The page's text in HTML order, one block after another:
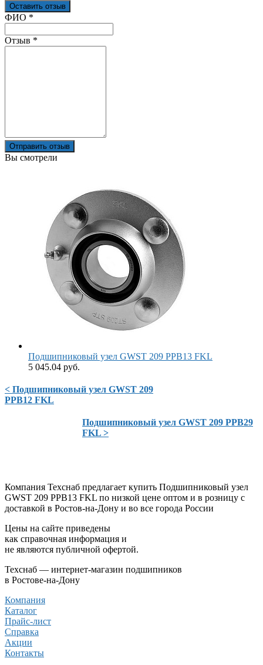
Оставить отзыв
Ваш отзыв был отправлен!
ФИО *
Отзыв *
Отправить отзыв
Вы смотрели
Подшипниковый узел GWST 209 PPB13 FKL
5 045.04 руб.
< Подшипниковый узел GWST 209
PPB12 FKL
Подшипниковый узел GWST 209 PPB29
FKL >
Компания Техснаб предлагает купить Подшипниковый узел
GWST 209 PPB13 FKL по низкой цене оптом и в розницу с
доставкой в Ростов-на-Дону и во все города России
Цены на сайте приведены
как справочная информация и
не являются публичной офертой.
Техснаб — интернет-магазин подшипников
в Ростове-на-Дону
Компания
Каталог
Прайс-лист
Справка
Акции
Контакты